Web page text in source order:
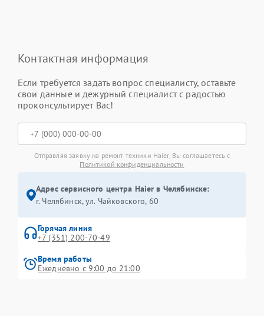
Контактная информация
Если требуется задать вопрос специалисту, оставьте
свои данные и дежурный специалист с радостью
проконсультирует Вас!
Отправляя заявку на ремонт техники Haier, Вы соглашаетесь с
Политикой конфиденциальности
Адрес сервисного центра Haier в Челябинске:
г. Челябинск, ул. Чайковского, 60
Горячая линия
+7 (351) 200-70-49
Время работы
Ежедневно с 9:00 до 21:00